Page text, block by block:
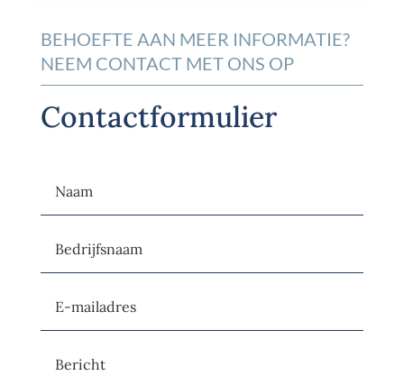
BEHOEFTE AAN MEER INFORMATIE?
NEEM CONTACT MET ONS OP
Contactformulier